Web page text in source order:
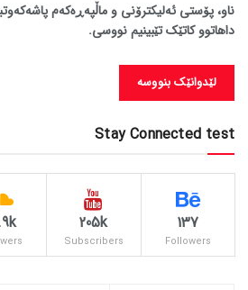
ناو، پۆستی ئەلیکترۆنی و ماڵپەڕەکەم
داهاتوو کاتێک تێبینیم نووسی.
Stay Connected test
137
Followers
205k
Subscribers